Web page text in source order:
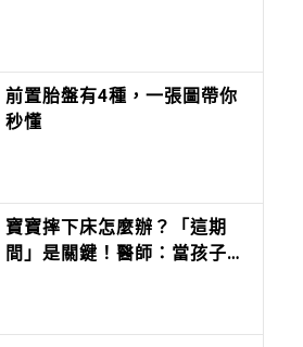
前置胎盤有4種，一張圖帶你
秒懂
寶寶摔下床怎麼辦？「這期
間」是關鍵！醫師：當孩子出